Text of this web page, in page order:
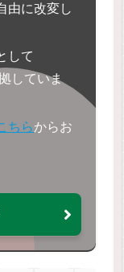
由に改変し
して
していま
ちらからお